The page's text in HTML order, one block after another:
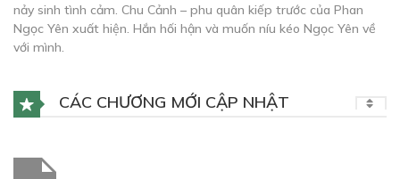
nảy sinh tình cảm. Chu Cảnh – phu quân kiếp trước của Phan
Ngọc Yên xuất hiện. Hắn hối hận và muốn níu kéo Ngọc Yên về
với mình.
CÁC CHƯƠNG MỚI CẬP NHẬT